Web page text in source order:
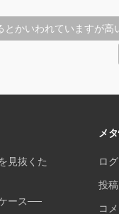
とかいわれていますが高
見抜くた
ース──
メ
ロ
投
コ